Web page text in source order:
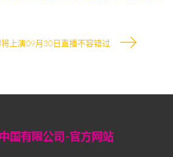
上演09月30日直播不容错过